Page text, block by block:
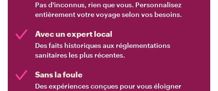
Pas d'inconnus, rien que vous. Personnalisez
entièrement votre voyage selon vos besoins.
Avec un expert local
Des faits historiques aux réglementations
sanitaires les plus récentes.
Sans la foule
Des expériences conçues pour vous éloigner